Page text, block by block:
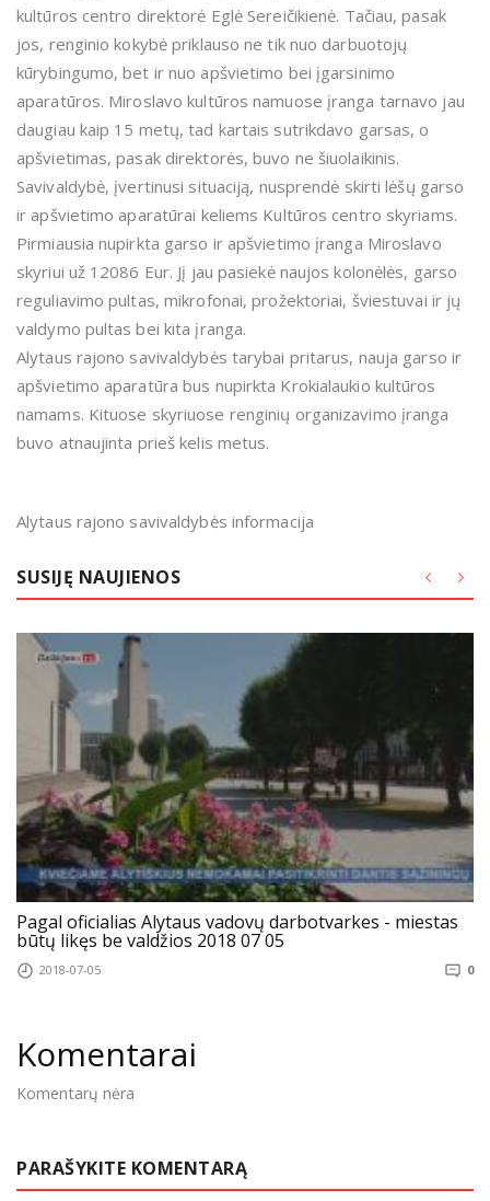
kultūros centro direktorė Eglė Sereičikienė. Tačiau, pasak
jos, renginio kokybė priklauso ne tik nuo darbuotojų
kūrybingumo, bet ir nuo apšvietimo bei įgarsinimo
aparatūros. Miroslavo kultūros namuose įranga tarnavo jau
daugiau kaip 15 metų, tad kartais sutrikdavo garsas, o
apšvietimas, pasak direktorės, buvo ne šiuolaikinis.
Savivaldybė, įvertinusi situaciją, nusprendė skirti lėšų garso
ir apšvietimo aparatūrai keliems Kultūros centro skyriams.
Pirmiausia nupirkta garso ir apšvietimo įranga Miroslavo
skyriui už 12086 Eur. Jį jau pasiekė naujos kolonėlės, garso
reguliavimo pultas, mikrofonai, prožektoriai, šviestuvai ir jų
valdymo pultas bei kita įranga.
Alytaus rajono savivaldybės tarybai pritarus, nauja garso ir
apšvietimo aparatūra bus nupirkta Krokialaukio kultūros
namams. Kituose skyriuose renginių organizavimo įranga
buvo atnaujinta prieš kelis metus.
Alytaus rajono savivaldybės informacija
SUSIJĘ NAUJIENOS
Pagal oficialias Alytaus vadovų darbotvarkes - miestas
būtų likęs be valdžios 2018 07 05
2018-07-05 0
Komentarai
Komentarų nėra
PARAŠYKITE KOMENTARĄ